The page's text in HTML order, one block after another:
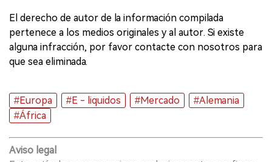
El derecho de autor de la información compilada
pertenece a los medios originales y al autor. Si existe
alguna infracción, por favor contacte con nosotros para
que sea eliminada.
#Europa #E - liquidos #Mercado
#Alemania
#África
Aviso legal